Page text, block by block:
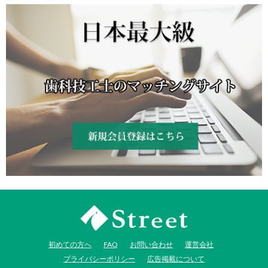
大級_歯科技工のオークショ
ンサイト
初めての方へ FAQ お問い合わせ
運営会社
プライバシーポリシー
広告掲載について